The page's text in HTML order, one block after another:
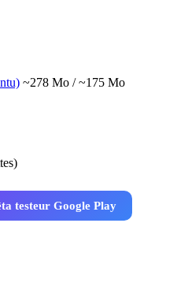
~278 Mo / ~175 Mo
testeur Google Play